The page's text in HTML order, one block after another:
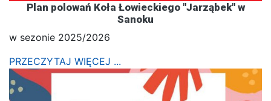
Plan polowań Koła Łowieckiego "Jarząbek" w
Sanoku
w sezonie 2025/2026
PRZECZYTAJ WIĘCEJ ...